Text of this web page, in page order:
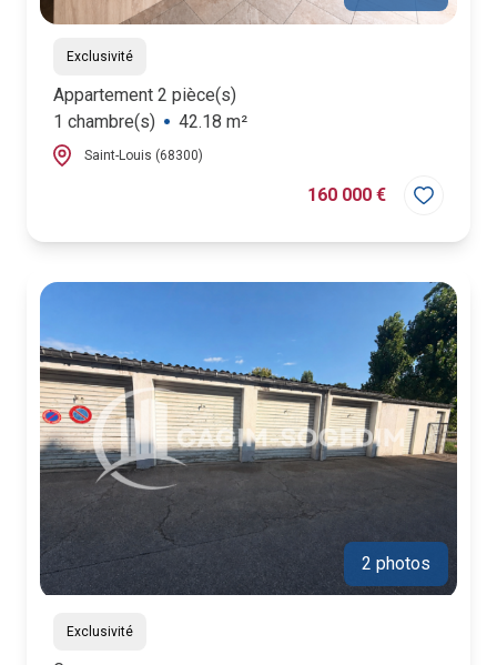
Exclusivité
Appartement 2 pièce(s)
1 chambre(s)
42.18 m²
Saint-Louis (68300)
160 000 €
2 photos
Exclusivité